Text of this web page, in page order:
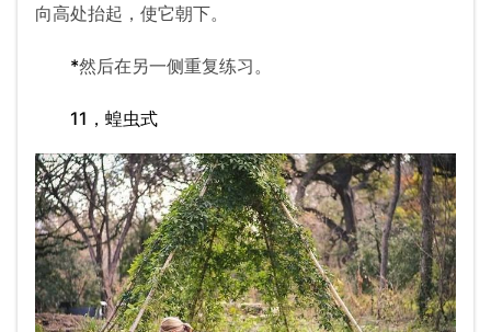
向高处抬起，使它朝下。
*然后在另一侧重复练习。
11，蝗虫式